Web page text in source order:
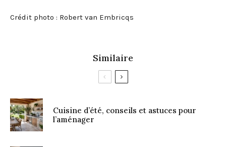
Crédit photo : Robert van Embricqs
Similaire
Cuisine d’été, conseils et astuces pour
l’aménager